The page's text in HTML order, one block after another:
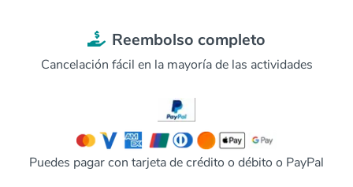
Reembolso completo
Cancelación fácil en la mayoría de las actividades
Puedes pagar con tarjeta de crédito o débito o PayPal